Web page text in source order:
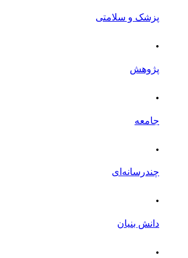
پزشک و سلامتی
.
پژوهش
.
جامعه
.
چندرسانه‌ای
.
دانش بنیان
.